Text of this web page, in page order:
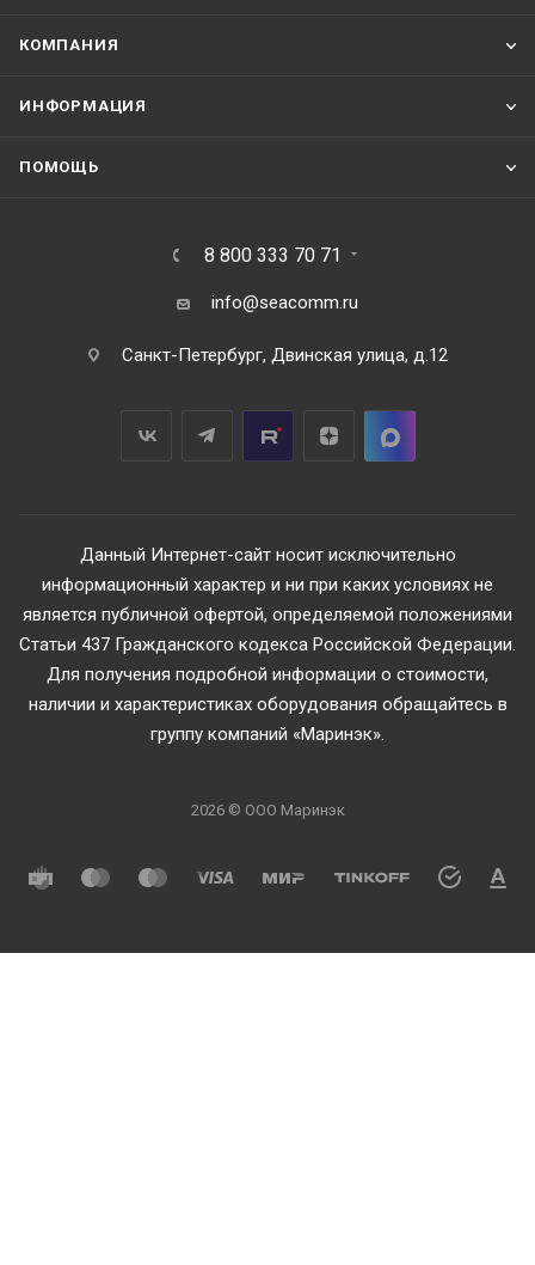
КОМПАНИЯ
ИНФОРМАЦИЯ
ПОМОЩЬ
8 800 333 70 71
info@seacomm.ru
Санкт-Петербург, Двинская улица, д.12
Данный Интернет-сайт носит исключительно
информационный характер и ни при каких условиях не
является публичной офертой, определяемой положениями
Статьи 437 Гражданского кодекса Российской Федерации.
Для получения подробной информации о стоимости,
наличии и характеристиках оборудования обращайтесь в
группу компаний «Маринэк».
2026 © ООО Маринэк